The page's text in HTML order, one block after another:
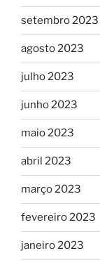
setembro 2023
agosto 2023
julho 2023
junho 2023
maio 2023
abril 2023
março 2023
fevereiro 2023
janeiro 2023